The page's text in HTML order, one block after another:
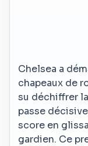
Chelsea a
chapeaux de
su déchiffrer
passe
score en
gardien. Ce